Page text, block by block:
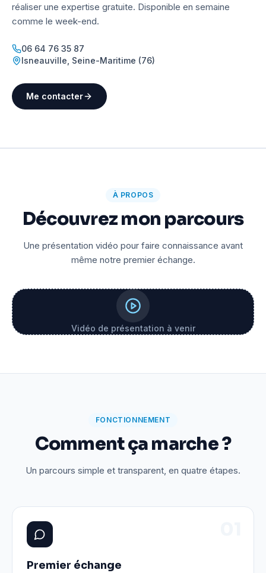
réaliser une expertise gratuite. Disponible en semaine
comme le week-end.
06 64 76 35 87
Isneauville Seine-Maritime (76)
Me contacter
À PROPOS
Découvrez mon parcours
Une présentation vidéo pour faire connaissance avant
même notre premier échange.
Vidéo de présentation à venir
FONCTIONNEMENT
Comment ça marche ?
Un parcours simple et transparent, en quatre étapes.
Premier échange